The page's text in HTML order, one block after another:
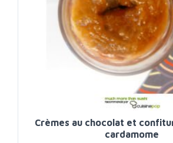
Crèmes au chocolat et
cardamome